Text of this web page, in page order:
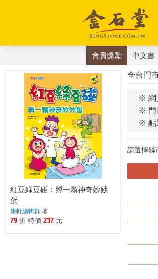
會員獎勵 中文書
全台門
※ 網
※ 門
※ 點
請選擇縣
紅豆綠豆碰：孵一顆神奇妙妙
蛋
康軒編輯群 著
79 折 特價 237 元